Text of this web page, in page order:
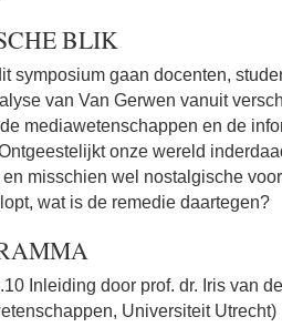
BLIK
symposium gaan docenten,
van Van Gerwen vanuit
mediawetenschappen en de
onze wereld
misschien wel nostalgische
wat is de remedie daartegen?
Inleiding door prof. dr. Iris van
Universiteit Utrecht)